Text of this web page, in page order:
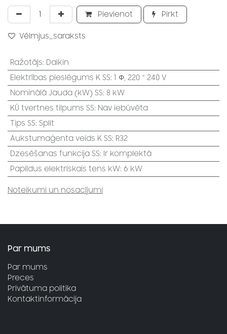
Pievienot Pirkt
Vēlmjus_saraksts
Ražotājs: Daikin
Elektrības pieslēgums K SS: 1 Φ, 220 ~ 240 V
Nominālā Jauda (kW) SS: 8 kW
KŪ tvertnes tilpums SS: Nav iebūvēta
Tips SS: Split
Aukstumaģenta veids K SS: R32
Dzesēšanas funkcija SS: Ir komplektā
Papildus elektriskais tens kW: 6 kW
Noteikumi un nosacījumi
Par mums
Par mums
Preces
Privātuma politika
Kontaktinformācija